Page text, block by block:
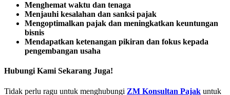
Menghemat waktu dan tenaga
Menjauhi kesalahan dan sanksi pajak
Mengoptimalkan pajak dan meningkatkan keuntungan
bisnis
Mendapatkan ketenangan pikiran dan fokus kepada
pengembangan usaha
Hubungi Kami Sekarang Juga!
Tidak perlu ragu untuk menghubungi ZM Konsultan Pajak untuk